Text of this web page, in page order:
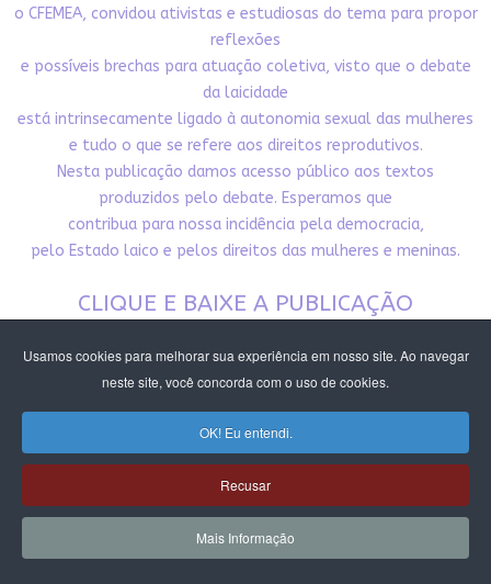
Usamos cookies para melhorar sua experiência em nosso site. Ao navegar
neste site, você concorda com o uso de cookies.
OK! Eu entendi.
Recusar
Mais Informação
o CFEMEA, convidou ativistas e estudiosas do tema para propor
reflexões
e possíveis brechas para atuação coletiva, visto que o debate
da laicidade
está intrinsecamente ligado à autonomia sexual das mulheres
e tudo o que se refere aos direitos reprodutivos.
Nesta publicação damos acesso público aos textos
produzidos pelo debate. Esperamos que
contribua para nossa incidência pela democracia,
pelo Estado laico e pelos direitos das mulheres e meninas.
CLIQUE E BAIXE A PUBLICAÇÃO